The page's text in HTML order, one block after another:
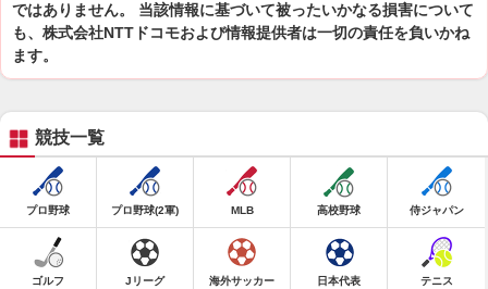
ではありません。 当該情報に基づいて被ったいかなる損害について
も、株式会社NTTドコモおよび情報提供者は一切の責任を負いかね
ます。
競技一覧
プロ野球 プロ野球(2軍) MLB 高校野球 侍ジャパン
ゴルフ Jリーグ 海外サッカー 日本代表 テニス